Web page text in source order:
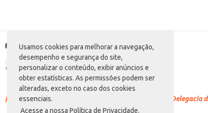
Usamos cookies para melhorar a navegação,
desempenho e segurança do site,
personalizar o conteúdo, exibir anúncios e
obter estatísticas. As permissões podem ser
alteradas, exceto no caso dos cookies
essenciais.
Acesse a nossa Política de Privacidade.
Formas de pagamento
Racismo é crime. Denuncie. Disque 100 ou procure a